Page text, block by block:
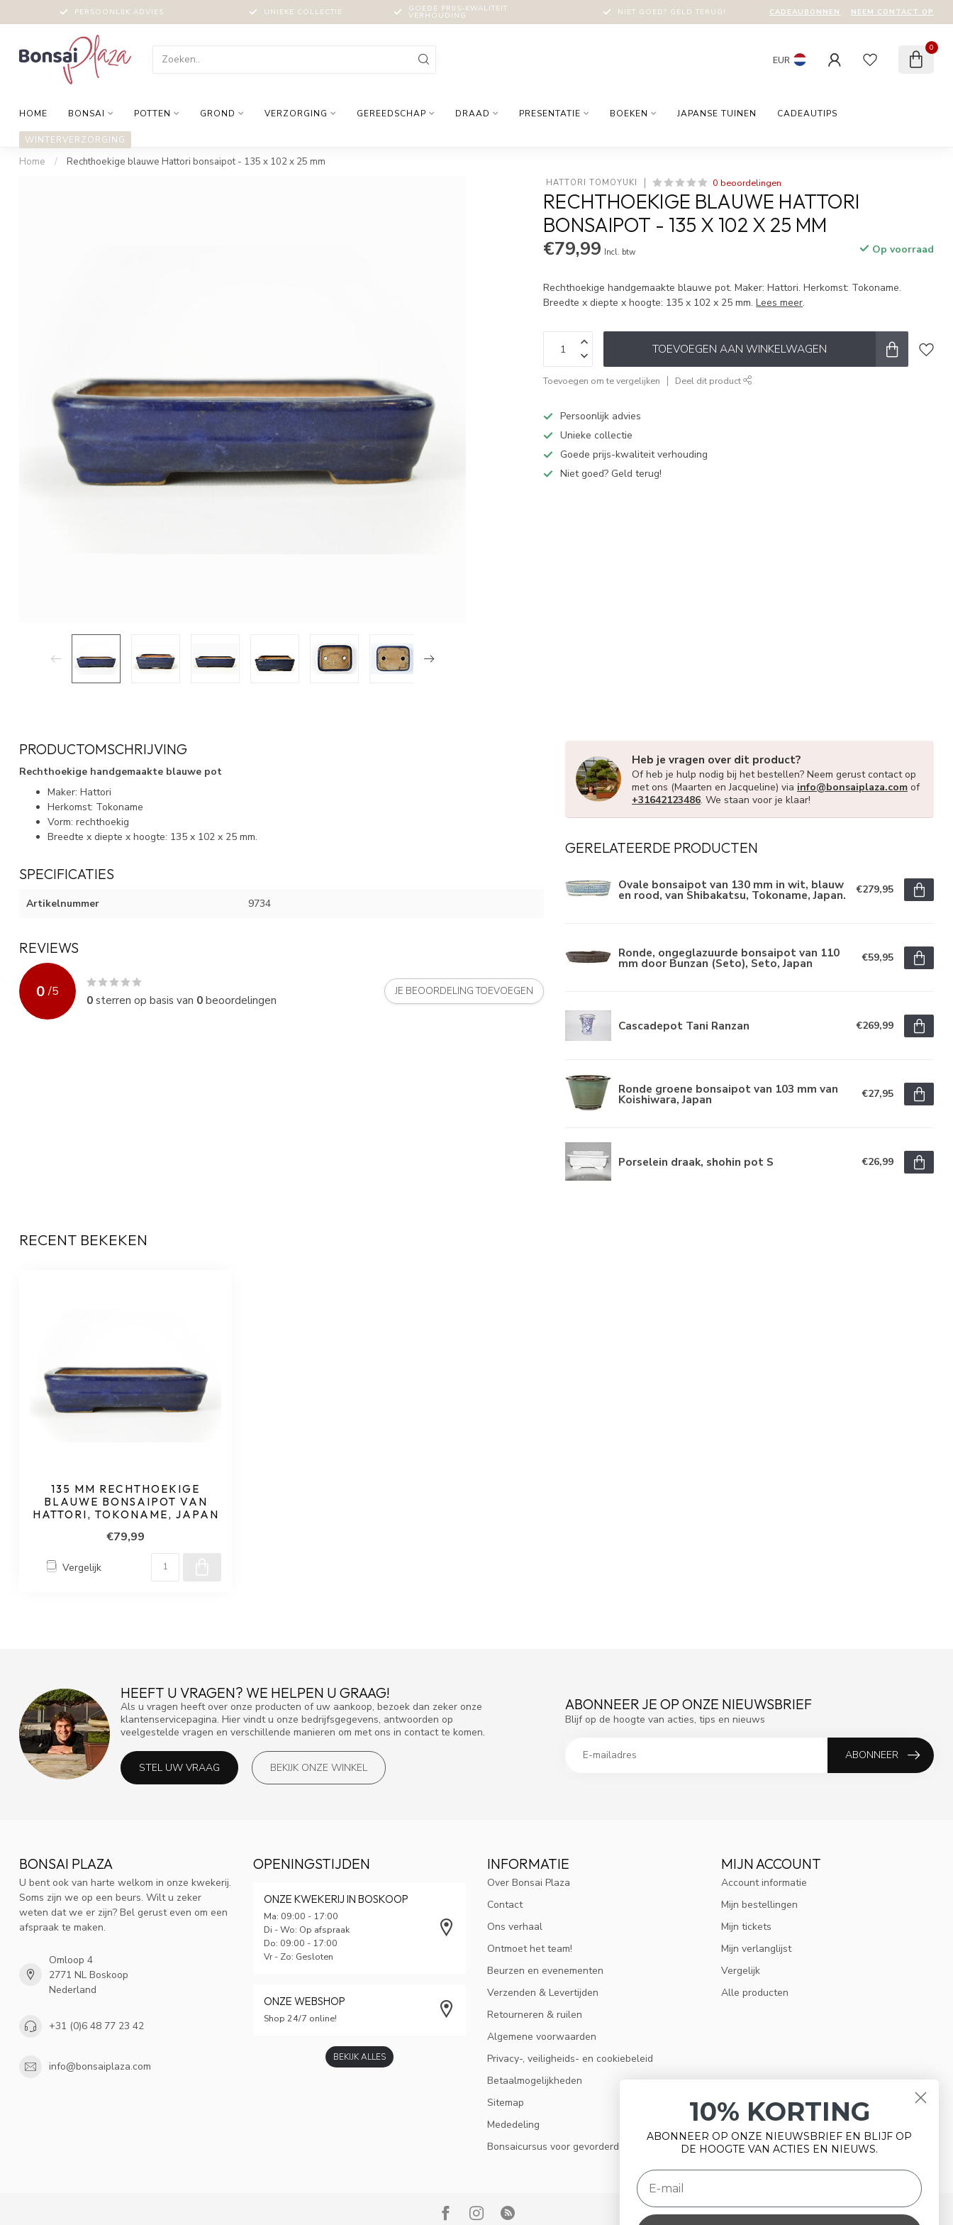
PERSOONLIJK ADVIES UNIEKE COLLECTIE GOEDE PRIJS-KWALITEIT
VERHOUDING NIET GOED? GELD TERUG! CADEAUBONNEN NEEM CONTACT OP
EUR
0
HOME BONSAI POTTEN GROND VERZORGING GEREEDSCHAP DRAAD PRESENTATIE BOEKEN JAPANSE TUINEN CADEAUTIPS
WINTERVERZORGING
Home / Rechthoekige blauwe Hattori bonsaipot - 135 x 102 x 25 mm
HATTORI TOMOYUKI 0 beoordelingen
RECHTHOEKIGE BLAUWE HATTORI
BONSAIPOT - 135 X 102 X 25 MM
€79,99 Incl. btw Op voorraad
Rechthoekige handgemaakte blauwe pot. Maker: Hattori. Herkomst: Tokoname.
Breedte x diepte x hoogte: 135 x 102 x 25 mm.Lees meer.
TOEVOEGEN AAN WINKELWAGEN
Toevoegen om te vergelijken Deel dit product
Persoonlijk advies
Unieke collectie
Goede prijs-kwaliteit verhouding
Niet goed? Geld terug!
PRODUCTOMSCHRIJVING
Rechthoekige handgemaakte blauwe pot
Maker: Hattori
Herkomst: Tokoname
Vorm: rechthoekig
Breedte x diepte x hoogte: 135 x 102 x 25 mm.
SPECIFICATIES
Artikelnummer 9734
REVIEWS
0 /5
0sterren op basis van 0beoordelingen
JE BEOORDELING TOEVOEGEN
Heb je vragen over dit product?
Of heb je hulp nodig bij het bestellen? Neem gerust contact op
met ons (Maarten en Jacqueline) via info@bonsaiplaza.com of
+31642123486. We staan voor je klaar!
GERELATEERDE PRODUCTEN
Ovale bonsaipot van 130 mm in wit, blauw
en rood, van Shibakatsu, Tokoname, Japan. €279,95
Ronde, ongeglazuurde bonsaipot van 110
mm door Bunzan (Seto), Seto, Japan €59,95
Cascadepot Tani Ranzan €269,99
Ronde groene bonsaipot van 103 mm van
Koishiwara, Japan €27,95
Porselein draak, shohin pot S €26,99
RECENT BEKEKEN
135 MM RECHTHOEKIGE
BLAUWE BONSAIPOT VAN
HATTORI, TOKONAME, JAPAN
€79,99
Vergelijk
HEEFT U VRAGEN? WE HELPEN U GRAAG!
Als u vragen heeft over onze producten of uw aankoop, bezoek dan zeker onze
klantenservicepagina. Hier vindt u onze bedrijfsgegevens, antwoorden op
veelgestelde vragen en verschillende manieren om met ons in contact te komen.
STEL UW VRAAG BEKIJK ONZE WINKEL
ABONNEER JE OP ONZE NIEUWSBRIEF
Blijf op de hoogte van acties, tips en nieuws
ABONNEER
BONSAI PLAZA
U bent ook van harte welkom in onze kwekerij.
Soms zijn we op een beurs. Wilt u zeker
weten dat we er zijn? Bel gerust even om een
afspraak te maken.
Omloop 4
2771 NL Boskoop
Nederland
+31 (0)6 48 77 23 42
info@bonsaiplaza.com
OPENINGSTIJDEN
ONZE KWEKERIJ IN BOSKOOP
Ma: 09:00 - 17:00
Di - Wo: Op afspraak
Do: 09:00 - 17:00
Vr - Zo: Gesloten
ONZE WEBSHOP
Shop 24/7 online!
BEKIJK ALLES
INFORMATIE
Over Bonsai Plaza
Contact
Ons verhaal
Ontmoet het team!
Beurzen en evenementen
Verzenden & Levertijden
Retourneren & ruilen
Algemene voorwaarden
Privacy-, veiligheids- en cookiebeleid
Betaalmogelijkheden
Sitemap
Mededeling
Bonsaicursus voor gevorderden
MIJN ACCOUNT
Account informatie
Mijn bestellingen
Mijn tickets
Mijn verlanglijst
Vergelijk
Alle producten
10% KORTING
ABONNEER OP ONZE NIEUWSBRIEF EN BLIJF OP
DE HOOGTE VAN ACTIES EN NIEUWS.